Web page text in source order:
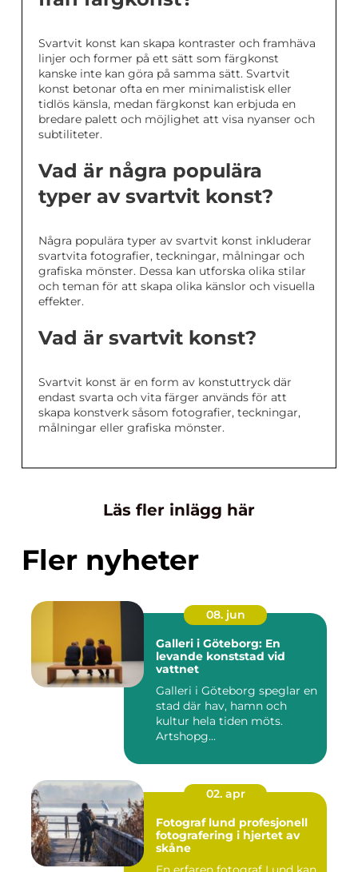
Svartvit konst kan skapa kontraster och framhäva
linjer och former på ett sätt som färgkonst
kanske inte kan göra på samma sätt. Svartvit
konst betonar ofta en mer minimalistisk eller
tidlös känsla, medan färgkonst kan erbjuda en
bredare palett och möjlighet att visa nyanser och
subtiliteter.
Vad är några populära
typer av svartvit konst?
Några populära typer av svartvit konst inkluderar
svartvita fotografier, teckningar, målningar och
grafiska mönster. Dessa kan utforska olika stilar
och teman för att skapa olika känslor och visuella
effekter.
Vad är svartvit konst?
Svartvit konst är en form av konstuttryck där
endast svarta och vita färger används för att
skapa konstverk såsom fotografier, teckningar,
målningar eller grafiska mönster.
Läs fler inlägg här
Fler nyheter
08. jun
Galleri i Göteborg: En
levande konststad vid
vattnet
Galleri i Göteborg speglar en
stad där hav, hamn och
kultur hela tiden möts.
Artshopg...
02. apr
Fotograf lund profesjonell
fotografering i hjertet av
skåne